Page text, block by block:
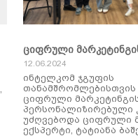
ციფრული
12.06.2024
ინტელკომ ჯგუფის
ციფრული
პერსონალიზირებული
უძღვებოდა ციფრული
ექსპერტი, ტატიანა